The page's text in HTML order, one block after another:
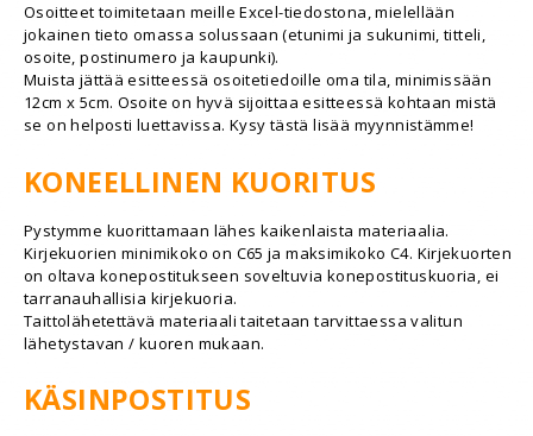
Osoitteet toimitetaan meille Excel-tiedostona, mielellään
jokainen tieto omassa solussaan (etunimi ja sukunimi, titteli,
osoite, postinumero ja kaupunki).
Muista jättää esitteessä osoitetiedoille oma tila, minimissään
12cm x 5cm. Osoite on hyvä sijoittaa esitteessä kohtaan mistä
se on helposti luettavissa. Kysy tästä lisää myynnistämme!
KONEELLINEN KUORITUS
Pystymme kuorittamaan lähes kaikenlaista materiaalia.
Kirjekuorien minimikoko on C65 ja maksimikoko C4. Kirjekuorten
on oltava konepostitukseen soveltuvia konepostituskuoria, ei
tarranauhallisia kirjekuoria.
Taittolähetettävä materiaali taitetaan tarvittaessa valitun
lähetystavan / kuoren mukaan.
KÄSINPOSTITUS